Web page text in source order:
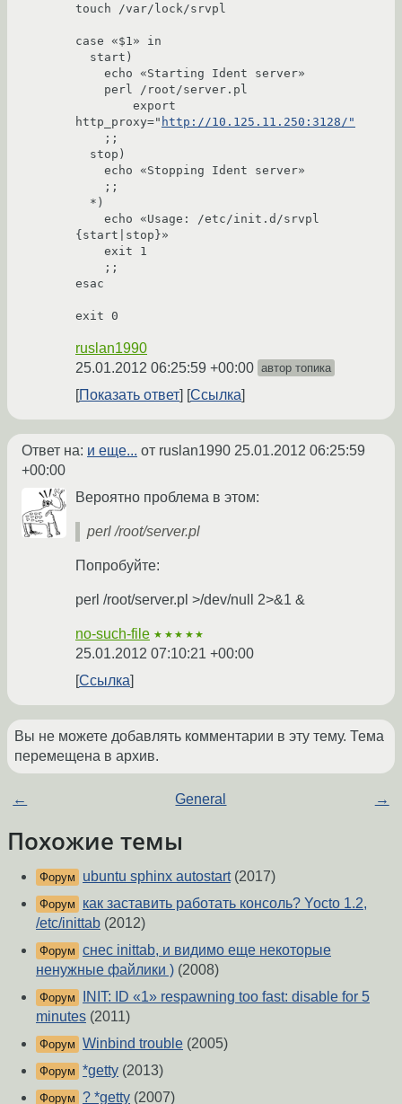
touch /var/lock/srvpl
case «$1» in
http_proxy=" http://10.125.11.250:3128/"
{start|stop}»
esac
ruslan1990
25.01.2012 06:25:59 +00:00 автор топика
Показать ответ Ссылка
Ответ на: и еще... от ruslan1990 25.01.2012 06:25:59
+00:00
Вероятно проблема в этом:
perl /root/server.pl
Попробуйте:
perl /root/server.pl >/dev/null 2>&1 &
no-such-file ★★★★★
25.01.2012 07:10:21 +00:00
Ссылка
Вы не можете добавлять комментарии в эту тему. Тема
перемещена в архив.
← General →
Похожие темы
Форум ubuntu sphinx autostart(2017)
Форум
как заставить работать консоль? Yocto 1.2,
/etc/inittab (2012)
Форум снес inittab, и видимо еще некоторые
ненужные файлики ) (2008)
Форум
INIT: ID «1» respawning too fast: disable for 5
minutes (2011)
Форум Winbind trouble (2005)
Форум *getty (2013)
Форум ? *getty (2007)